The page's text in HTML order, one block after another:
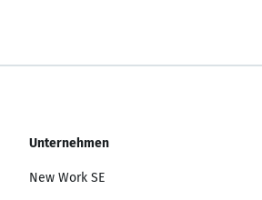
Unternehmen
New Work SE